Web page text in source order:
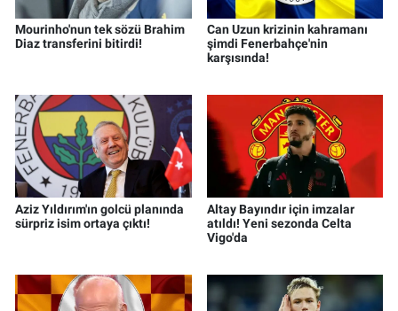
Mourinho'nun tek sözü Brahim
Diaz transferini bitirdi!
Can Uzun krizinin kahramanı
şimdi Fenerbahçe'nin
karşısında!
Aziz Yıldırım'ın golcü planında
sürpriz isim ortaya çıktı!
Altay Bayındır için imzalar
atıldı! Yeni sezonda Celta
Vigo'da